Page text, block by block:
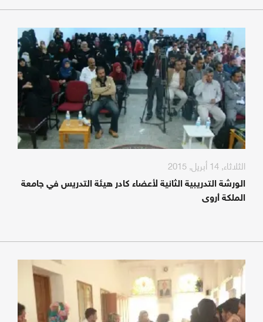
الثلاثاء, 14 أبريل, 2015
الورشة التدريبية الثانية لأعضاء كادر هيئة التدريس في جامعة
الملكة أروى